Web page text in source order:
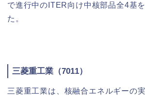
で進行中のITER向け中核部品全4基
た。
三菱重工業（7011）
三菱重工業は、核融合エネルギーの